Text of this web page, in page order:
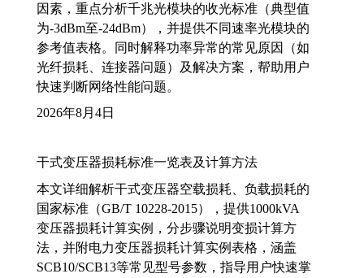
因素，重点分析千兆光模块的收光标准（典型值
为-3dBm至-24dBm），并提供不同速率光模块的
参考值表格。同时解释功率异常的常见原因（如
光纤损耗、连接器问题）及解决方案，帮助用户
快速判断网络性能问题。
2026年8月4日
干式变压器损耗标准一览表及计算方法
本文详细解析干式变压器空载损耗、负载损耗的
国家标准（GB/T 10228-2015），提供1000kVA
变压器损耗计算实例，分步骤说明变损计算方
法，并附电力变压器损耗计算实例表格，涵盖
SCB10/SCB13等常见型号参数，指导用户快速掌